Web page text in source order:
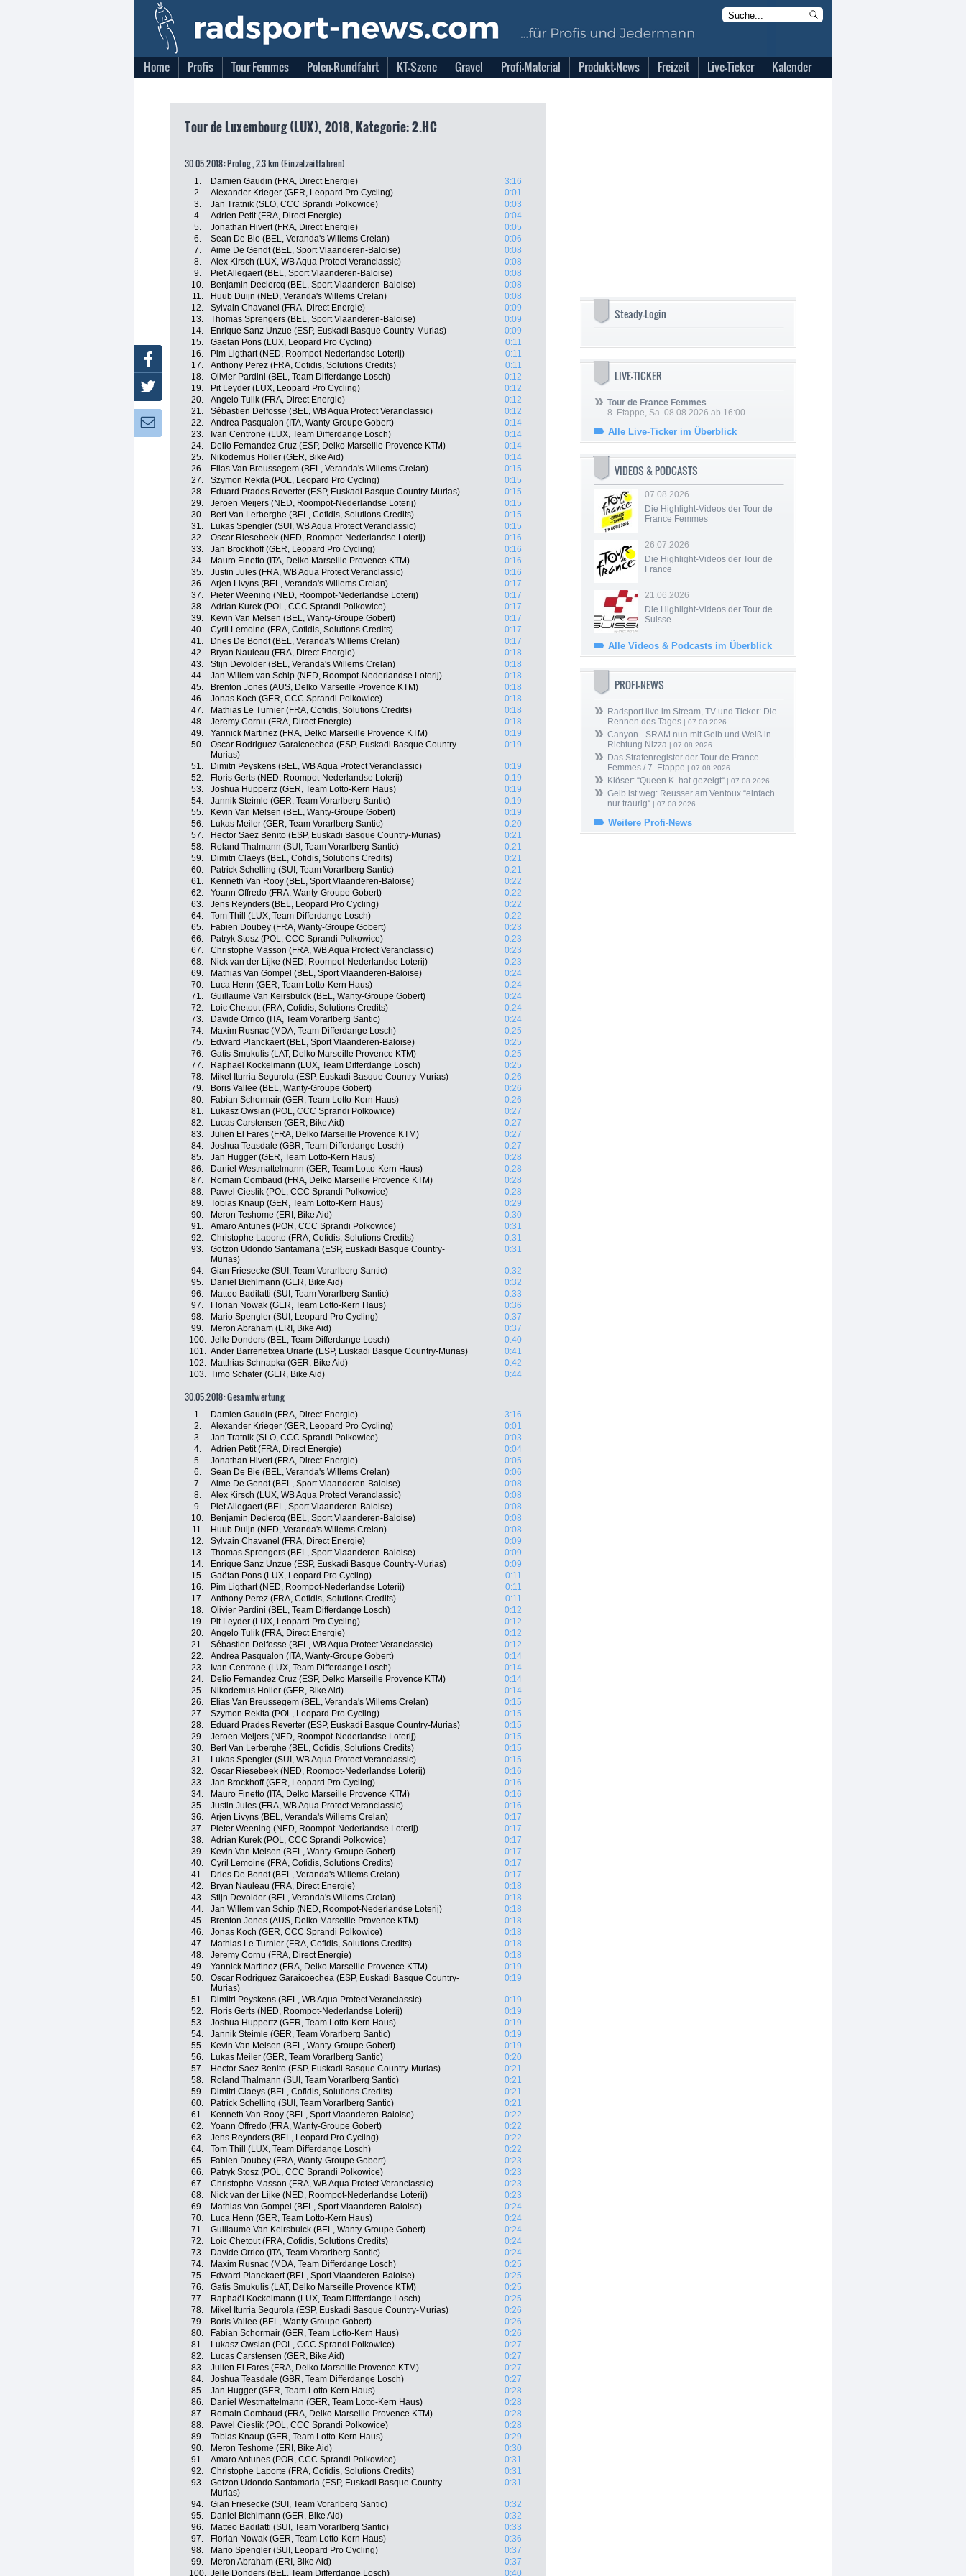
Home Profis Tour Femmes Polen-Rundfahrt KT-Szene Gravel Profi-Material Produkt-News Freizeit Live-Ticker Kalender
Tour de Luxembourg (LUX), 2018, Kategorie: 2.HC
30.05.2018: Prolog , 2.3 km (Einzelzeitfahren)
1. Damien Gaudin (FRA, Direct Energie)
3:16
2.
Alexander Krieger (GER, Leopard Pro Cycling)
0:01
3.
Jan Tratnik (SLO, CCC Sprandi Polkowice)
0:03
4.
Adrien Petit (FRA, Direct Energie)
0:04
5.
Jonathan Hivert (FRA, Direct Energie)
0:05
6.
Sean De Bie (BEL, Veranda's Willems Crelan)
0:06
7.
Aime De Gendt (BEL, Sport Vlaanderen-Baloise)
0:08
8.
Alex Kirsch (LUX, WB Aqua Protect Veranclassic)
0:08
9.
Piet Allegaert (BEL, Sport Vlaanderen-Baloise)
0:08
10.
Benjamin Declercq (BEL, Sport Vlaanderen-Baloise)
0:08
11.
Huub Duijn (NED, Veranda's Willems Crelan)
0:08
12.
Sylvain Chavanel (FRA, Direct Energie)
0:09
13.
Thomas Sprengers (BEL, Sport Vlaanderen-Baloise)
0:09
14.
Enrique Sanz Unzue (ESP, Euskadi Basque Country-Murias)
0:09
15.
Gaëtan Pons (LUX, Leopard Pro Cycling)
0:11
16.
Pim Ligthart (NED, Roompot-Nederlandse Loterij)
0:11
17.
Anthony Perez (FRA, Cofidis, Solutions Credits)
0:11
18.
Olivier Pardini (BEL, Team Differdange Losch)
0:12
19.
Pit Leyder (LUX, Leopard Pro Cycling)
0:12
20.
Angelo Tulik (FRA, Direct Energie)
0:12
21.
Sébastien Delfosse (BEL, WB Aqua Protect Veranclassic)
0:12
22.
Andrea Pasqualon (ITA, Wanty-Groupe Gobert)
0:14
23.
Ivan Centrone (LUX, Team Differdange Losch)
0:14
24.
Delio Fernandez Cruz (ESP, Delko Marseille Provence KTM)
0:14
25.
Nikodemus Holler (GER, Bike Aid)
0:14
26.
Elias Van Breussegem (BEL, Veranda's Willems Crelan)
0:15
27.
Szymon Rekita (POL, Leopard Pro Cycling)
0:15
28.
Eduard Prades Reverter (ESP, Euskadi Basque Country-Murias)
0:15
29.
Jeroen Meijers (NED, Roompot-Nederlandse Loterij)
0:15
30.
Bert Van Lerberghe (BEL, Cofidis, Solutions Credits)
0:15
31.
Lukas Spengler (SUI, WB Aqua Protect Veranclassic)
0:15
32.
Oscar Riesebeek (NED, Roompot-Nederlandse Loterij)
0:16
33.
Jan Brockhoff (GER, Leopard Pro Cycling)
0:16
34.
Mauro Finetto (ITA, Delko Marseille Provence KTM)
0:16
35.
Justin Jules (FRA, WB Aqua Protect Veranclassic)
0:16
36.
Arjen Livyns (BEL, Veranda's Willems Crelan)
0:17
37.
Pieter Weening (NED, Roompot-Nederlandse Loterij)
0:17
38.
Adrian Kurek (POL, CCC Sprandi Polkowice)
0:17
39.
Kevin Van Melsen (BEL, Wanty-Groupe Gobert)
0:17
40.
Cyril Lemoine (FRA, Cofidis, Solutions Credits)
0:17
41.
Dries De Bondt (BEL, Veranda's Willems Crelan)
0:17
42.
Bryan Nauleau (FRA, Direct Energie)
0:18
43.
Stijn Devolder (BEL, Veranda's Willems Crelan)
0:18
44.
Jan Willem van Schip (NED, Roompot-Nederlandse Loterij)
0:18
45.
Brenton Jones (AUS, Delko Marseille Provence KTM)
0:18
46.
Jonas Koch (GER, CCC Sprandi Polkowice)
0:18
47.
Mathias Le Turnier (FRA, Cofidis, Solutions Credits)
0:18
48.
Jeremy Cornu (FRA, Direct Energie)
0:18
49.
Yannick Martinez (FRA, Delko Marseille Provence KTM)
0:19
50.
Oscar Rodriguez Garaicoechea (ESP, Euskadi Basque Country-
Murias)
0:19
51. Dimitri Peyskens (BEL, WB Aqua Protect Veranclassic)
0:19
52.
Floris Gerts (NED, Roompot-Nederlandse Loterij)
0:19
53.
Joshua Huppertz (GER, Team Lotto-Kern Haus)
0:19
54.
Jannik Steimle (GER, Team Vorarlberg Santic)
0:19
55.
Kevin Van Melsen (BEL, Wanty-Groupe Gobert)
0:19
56.
Lukas Meiler (GER, Team Vorarlberg Santic)
0:20
57.
Hector Saez Benito (ESP, Euskadi Basque Country-Murias)
0:21
58.
Roland Thalmann (SUI, Team Vorarlberg Santic)
0:21
59.
Dimitri Claeys (BEL, Cofidis, Solutions Credits)
0:21
60.
Patrick Schelling (SUI, Team Vorarlberg Santic)
0:21
61.
Kenneth Van Rooy (BEL, Sport Vlaanderen-Baloise)
0:22
62.
Yoann Offredo (FRA, Wanty-Groupe Gobert)
0:22
63.
Jens Reynders (BEL, Leopard Pro Cycling)
0:22
64.
Tom Thill (LUX, Team Differdange Losch)
0:22
65.
Fabien Doubey (FRA, Wanty-Groupe Gobert)
0:23
66.
Patryk Stosz (POL, CCC Sprandi Polkowice)
0:23
67.
Christophe Masson (FRA, WB Aqua Protect Veranclassic)
0:23
68.
Nick van der Lijke (NED, Roompot-Nederlandse Loterij)
0:23
69.
Mathias Van Gompel (BEL, Sport Vlaanderen-Baloise)
0:24
70.
Luca Henn (GER, Team Lotto-Kern Haus)
0:24
71.
Guillaume Van Keirsbulck (BEL, Wanty-Groupe Gobert)
0:24
72.
Loic Chetout (FRA, Cofidis, Solutions Credits)
0:24
73.
Davide Orrico (ITA, Team Vorarlberg Santic)
0:24
74.
Maxim Rusnac (MDA, Team Differdange Losch)
0:25
75.
Edward Planckaert (BEL, Sport Vlaanderen-Baloise)
0:25
76.
Gatis Smukulis (LAT, Delko Marseille Provence KTM)
0:25
77.
Raphaël Kockelmann (LUX, Team Differdange Losch)
0:25
78.
Mikel Iturria Segurola (ESP, Euskadi Basque Country-Murias)
0:26
79.
Boris Vallee (BEL, Wanty-Groupe Gobert)
0:26
80.
Fabian Schormair (GER, Team Lotto-Kern Haus)
0:26
81.
Lukasz Owsian (POL, CCC Sprandi Polkowice)
0:27
82.
Lucas Carstensen (GER, Bike Aid)
0:27
83.
Julien El Fares (FRA, Delko Marseille Provence KTM)
0:27
84.
Joshua Teasdale (GBR, Team Differdange Losch)
0:27
85.
Jan Hugger (GER, Team Lotto-Kern Haus)
0:28
86.
Daniel Westmattelmann (GER, Team Lotto-Kern Haus)
0:28
87.
Romain Combaud (FRA, Delko Marseille Provence KTM)
0:28
88.
Pawel Cieslik (POL, CCC Sprandi Polkowice)
0:28
89.
Tobias Knaup (GER, Team Lotto-Kern Haus)
0:29
90.
Meron Teshome (ERI, Bike Aid)
0:30
91.
Amaro Antunes (POR, CCC Sprandi Polkowice)
0:31
92.
Christophe Laporte (FRA, Cofidis, Solutions Credits)
0:31
93.
Gotzon Udondo Santamaria (ESP, Euskadi Basque Country-
Murias)
0:31
94. Gian Friesecke (SUI, Team Vorarlberg Santic)
0:32
95.
Daniel Bichlmann (GER, Bike Aid)
0:32
96.
Matteo Badilatti (SUI, Team Vorarlberg Santic)
0:33
97.
Florian Nowak (GER, Team Lotto-Kern Haus)
0:36
98.
Mario Spengler (SUI, Leopard Pro Cycling)
0:37
99.
Meron Abraham (ERI, Bike Aid)
0:37
100. Jelle Donders (BEL, Team Differdange Losch)
0:40
101. Ander Barrenetxea Uriarte (ESP, Euskadi Basque Country-Murias)
0:41
102.
Matthias Schnapka (GER, Bike Aid)
0:42
103. Timo Schafer (GER, Bike Aid) 0:44
30.05.2018: Gesamtwertung
1. Damien Gaudin (FRA, Direct Energie)
3:16
2.
Alexander Krieger (GER, Leopard Pro Cycling)
0:01
3.
Jan Tratnik (SLO, CCC Sprandi Polkowice)
0:03
4.
Adrien Petit (FRA, Direct Energie)
0:04
5.
Jonathan Hivert (FRA, Direct Energie)
0:05
6.
Sean De Bie (BEL, Veranda's Willems Crelan)
0:06
7.
Aime De Gendt (BEL, Sport Vlaanderen-Baloise)
0:08
8.
Alex Kirsch (LUX, WB Aqua Protect Veranclassic)
0:08
9.
Piet Allegaert (BEL, Sport Vlaanderen-Baloise)
0:08
10.
Benjamin Declercq (BEL, Sport Vlaanderen-Baloise)
0:08
11.
Huub Duijn (NED, Veranda's Willems Crelan)
0:08
12.
Sylvain Chavanel (FRA, Direct Energie)
0:09
13.
Thomas Sprengers (BEL, Sport Vlaanderen-Baloise)
0:09
14.
Enrique Sanz Unzue (ESP, Euskadi Basque Country-Murias)
0:09
15.
Gaëtan Pons (LUX, Leopard Pro Cycling)
0:11
16.
Pim Ligthart (NED, Roompot-Nederlandse Loterij)
0:11
17.
Anthony Perez (FRA, Cofidis, Solutions Credits)
0:11
18.
Olivier Pardini (BEL, Team Differdange Losch)
0:12
19.
Pit Leyder (LUX, Leopard Pro Cycling)
0:12
20.
Angelo Tulik (FRA, Direct Energie)
0:12
21.
Sébastien Delfosse (BEL, WB Aqua Protect Veranclassic)
0:12
22.
Andrea Pasqualon (ITA, Wanty-Groupe Gobert)
0:14
23.
Ivan Centrone (LUX, Team Differdange Losch)
0:14
24.
Delio Fernandez Cruz (ESP, Delko Marseille Provence KTM)
0:14
25.
Nikodemus Holler (GER, Bike Aid)
0:14
26.
Elias Van Breussegem (BEL, Veranda's Willems Crelan)
0:15
27.
Szymon Rekita (POL, Leopard Pro Cycling)
0:15
28.
Eduard Prades Reverter (ESP, Euskadi Basque Country-Murias)
0:15
29.
Jeroen Meijers (NED, Roompot-Nederlandse Loterij)
0:15
30.
Bert Van Lerberghe (BEL, Cofidis, Solutions Credits)
0:15
31.
Lukas Spengler (SUI, WB Aqua Protect Veranclassic)
0:15
32.
Oscar Riesebeek (NED, Roompot-Nederlandse Loterij)
0:16
33.
Jan Brockhoff (GER, Leopard Pro Cycling)
0:16
34.
Mauro Finetto (ITA, Delko Marseille Provence KTM)
0:16
35.
Justin Jules (FRA, WB Aqua Protect Veranclassic)
0:16
36.
Arjen Livyns (BEL, Veranda's Willems Crelan)
0:17
37.
Pieter Weening (NED, Roompot-Nederlandse Loterij)
0:17
38.
Adrian Kurek (POL, CCC Sprandi Polkowice)
0:17
39.
Kevin Van Melsen (BEL, Wanty-Groupe Gobert)
0:17
40.
Cyril Lemoine (FRA, Cofidis, Solutions Credits)
0:17
41.
Dries De Bondt (BEL, Veranda's Willems Crelan)
0:17
42.
Bryan Nauleau (FRA, Direct Energie)
0:18
43.
Stijn Devolder (BEL, Veranda's Willems Crelan)
0:18
44.
Jan Willem van Schip (NED, Roompot-Nederlandse Loterij)
0:18
45.
Brenton Jones (AUS, Delko Marseille Provence KTM)
0:18
46.
Jonas Koch (GER, CCC Sprandi Polkowice)
0:18
47.
Mathias Le Turnier (FRA, Cofidis, Solutions Credits)
0:18
48.
Jeremy Cornu (FRA, Direct Energie)
0:18
49.
Yannick Martinez (FRA, Delko Marseille Provence KTM)
0:19
50.
Oscar Rodriguez Garaicoechea (ESP, Euskadi Basque Country-
Murias)
0:19
51. Dimitri Peyskens (BEL, WB Aqua Protect Veranclassic)
0:19
52.
Floris Gerts (NED, Roompot-Nederlandse Loterij)
0:19
53.
Joshua Huppertz (GER, Team Lotto-Kern Haus)
0:19
54.
Jannik Steimle (GER, Team Vorarlberg Santic)
0:19
55.
Kevin Van Melsen (BEL, Wanty-Groupe Gobert)
0:19
56.
Lukas Meiler (GER, Team Vorarlberg Santic)
0:20
57.
Hector Saez Benito (ESP, Euskadi Basque Country-Murias)
0:21
58.
Roland Thalmann (SUI, Team Vorarlberg Santic)
0:21
59.
Dimitri Claeys (BEL, Cofidis, Solutions Credits)
0:21
60.
Patrick Schelling (SUI, Team Vorarlberg Santic)
0:21
61.
Kenneth Van Rooy (BEL, Sport Vlaanderen-Baloise)
0:22
62.
Yoann Offredo (FRA, Wanty-Groupe Gobert)
0:22
63.
Jens Reynders (BEL, Leopard Pro Cycling)
0:22
64.
Tom Thill (LUX, Team Differdange Losch)
0:22
65.
Fabien Doubey (FRA, Wanty-Groupe Gobert)
0:23
66.
Patryk Stosz (POL, CCC Sprandi Polkowice)
0:23
67.
Christophe Masson (FRA, WB Aqua Protect Veranclassic)
0:23
68.
Nick van der Lijke (NED, Roompot-Nederlandse Loterij)
0:23
69.
Mathias Van Gompel (BEL, Sport Vlaanderen-Baloise)
0:24
70.
Luca Henn (GER, Team Lotto-Kern Haus)
0:24
71.
Guillaume Van Keirsbulck (BEL, Wanty-Groupe Gobert)
0:24
72.
Loic Chetout (FRA, Cofidis, Solutions Credits)
0:24
73.
Davide Orrico (ITA, Team Vorarlberg Santic)
0:24
74.
Maxim Rusnac (MDA, Team Differdange Losch)
0:25
75.
Edward Planckaert (BEL, Sport Vlaanderen-Baloise)
0:25
76.
Gatis Smukulis (LAT, Delko Marseille Provence KTM)
0:25
77.
Raphaël Kockelmann (LUX, Team Differdange Losch)
0:25
78.
Mikel Iturria Segurola (ESP, Euskadi Basque Country-Murias)
0:26
79.
Boris Vallee (BEL, Wanty-Groupe Gobert)
0:26
80.
Fabian Schormair (GER, Team Lotto-Kern Haus)
0:26
81.
Lukasz Owsian (POL, CCC Sprandi Polkowice)
0:27
82.
Lucas Carstensen (GER, Bike Aid)
0:27
83.
Julien El Fares (FRA, Delko Marseille Provence KTM)
0:27
84.
Joshua Teasdale (GBR, Team Differdange Losch)
0:27
85.
Jan Hugger (GER, Team Lotto-Kern Haus)
0:28
86.
Daniel Westmattelmann (GER, Team Lotto-Kern Haus)
0:28
87.
Romain Combaud (FRA, Delko Marseille Provence KTM)
0:28
88.
Pawel Cieslik (POL, CCC Sprandi Polkowice)
0:28
89.
Tobias Knaup (GER, Team Lotto-Kern Haus)
0:29
90.
Meron Teshome (ERI, Bike Aid)
0:30
91.
Amaro Antunes (POR, CCC Sprandi Polkowice)
0:31
92.
Christophe Laporte (FRA, Cofidis, Solutions Credits)
0:31
93.
Gotzon Udondo Santamaria (ESP, Euskadi Basque Country-
Murias)
0:31
94. Gian Friesecke (SUI, Team Vorarlberg Santic)
0:32
95.
Daniel Bichlmann (GER, Bike Aid)
0:32
96.
Matteo Badilatti (SUI, Team Vorarlberg Santic)
0:33
97.
Florian Nowak (GER, Team Lotto-Kern Haus)
0:36
98.
Mario Spengler (SUI, Leopard Pro Cycling)
0:37
99.
Meron Abraham (ERI, Bike Aid)
0:37
100. Jelle Donders (BEL, Team Differdange Losch) 0:40
Steady-Login
LIVE-TICKER
Tour de France Femmes
8. Etappe, Sa. 08.08.2026 ab 16:00
Alle Live-Ticker im Überblick
VIDEOS & PODCASTS
07.08.2026
Die Highlight-Videos der Tour de
France Femmes
26.07.2026
Die Highlight-Videos der Tour de
France
21.06.2026
Die Highlight-Videos der Tour de
Suisse
Alle Videos & Podcasts im Überblick
PROFI-NEWS
Radsport live im Stream, TV und Ticker: Die
Rennen des Tages | 07.08.2026
Canyon - SRAM nun mit Gelb und Weiß in
Richtung Nizza | 07.08.2026
Das Strafenregister der Tour de France
Femmes / 7. Etappe | 07.08.2026
Klöser: “Queen K. hat gezeigt“ | 07.08.2026
Gelb ist weg: Reusser am Ventoux “einfach
nur traurig“ | 07.08.2026
Weitere Profi-News
Facebook
Twitter
Newsletter: